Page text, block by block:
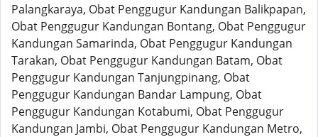
Palangkaraya, Obat Penggugur Kandungan Balikpapan,
Obat Penggugur Kandungan Bontang, Obat Penggugur
Kandungan Samarinda, Obat Penggugur Kandungan
Tarakan, Obat Penggugur Kandungan Batam, Obat
Penggugur Kandungan Tanjungpinang, Obat
Penggugur Kandungan Bandar Lampung, Obat
Penggugur Kandungan Kotabumi, Obat Penggugur
Kandungan Jambi, Obat Penggugur Kandungan Metro,